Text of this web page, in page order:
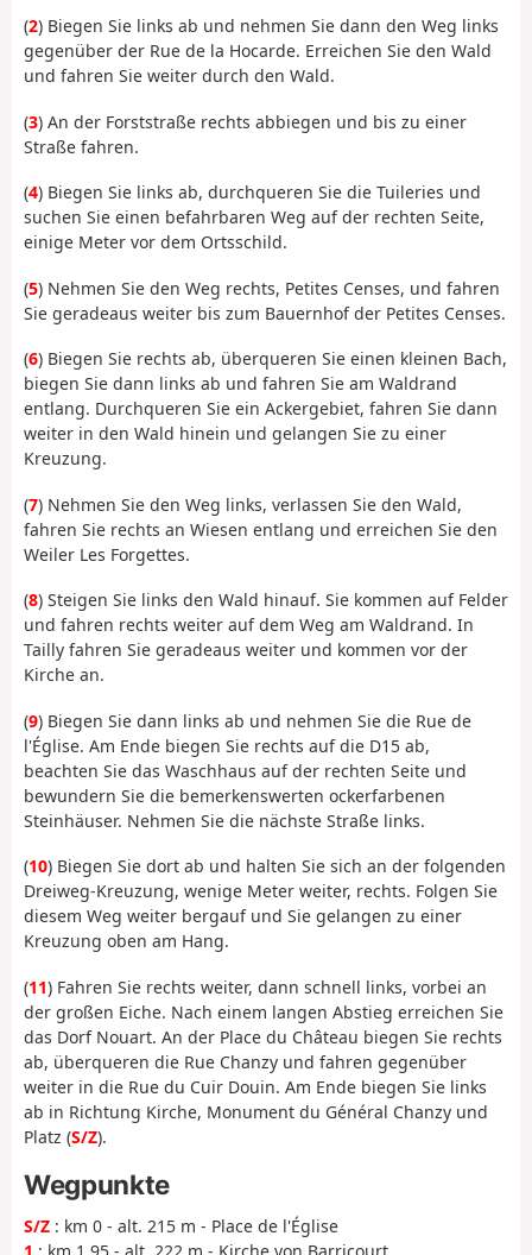
(2) Biegen Sie links ab und nehmen Sie dann den Weg links
gegenüber der Rue de la Hocarde. Erreichen Sie den Wald
und fahren Sie weiter durch den Wald.
(3) An der Forststraße rechts abbiegen und bis zu einer
Straße fahren.
(4) Biegen Sie links ab, durchqueren Sie die Tuileries und
suchen Sie einen befahrbaren Weg auf der rechten Seite,
einige Meter vor dem Ortsschild.
(5) Nehmen Sie den Weg rechts, Petites Censes, und fahren
Sie geradeaus weiter bis zum Bauernhof der Petites Censes.
(6) Biegen Sie rechts ab, überqueren Sie einen kleinen Bach,
biegen Sie dann links ab und fahren Sie am Waldrand
entlang. Durchqueren Sie ein Ackergebiet, fahren Sie dann
weiter in den Wald hinein und gelangen Sie zu einer
Kreuzung.
(7) Nehmen Sie den Weg links, verlassen Sie den Wald,
fahren Sie rechts an Wiesen entlang und erreichen Sie den
Weiler Les Forgettes.
(8) Steigen Sie links den Wald hinauf. Sie kommen auf Felder
und fahren rechts weiter auf dem Weg am Waldrand. In
Tailly fahren Sie geradeaus weiter und kommen vor der
Kirche an.
(9) Biegen Sie dann links ab und nehmen Sie die Rue de
l'Église. Am Ende biegen Sie rechts auf die D15 ab,
beachten Sie das Waschhaus auf der rechten Seite und
bewundern Sie die bemerkenswerten ockerfarbenen
Steinhäuser. Nehmen Sie die nächste Straße links.
(10) Biegen Sie dort ab und halten Sie sich an der folgenden
Dreiweg-Kreuzung, wenige Meter weiter, rechts. Folgen Sie
diesem Weg weiter bergauf und Sie gelangen zu einer
Kreuzung oben am Hang.
(11) Fahren Sie rechts weiter, dann schnell links, vorbei an
der großen Eiche. Nach einem langen Abstieg erreichen Sie
das Dorf Nouart. An der Place du Château biegen Sie rechts
ab, überqueren die Rue Chanzy und fahren gegenüber
weiter in die Rue du Cuir Douin. Am Ende biegen Sie links
ab in Richtung Kirche, Monument du Général Chanzy und
Platz (S/Z).
Wegpunkte
S/Z : km 0 - alt. 215 m - Place de l'Église